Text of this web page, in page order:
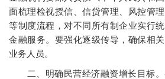
面梳理检视授信、信贷管理、风控管
等制度流程，对不同所有制企业实行
金融服务。要强化逐级传导，确保相
业务人员。
二、明确民营经济融资增长目标